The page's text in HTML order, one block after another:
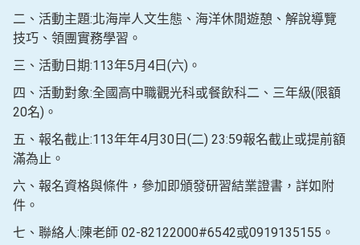
二、活動主題:北海岸人文生態、海洋休閒遊憩、解說導覽
技巧、領團實務學習。
三、活動日期:113年5月4日(六)。
四、活動對象:全國高中職觀光科或餐飲科二、三年級(限額
20名)。
五、報名截止:113年年4月30日(二) 23:59報名截止或提前額
滿為止。
六、報名資格與條件，參加即頒發研習結業證書，詳如附
件。
七、聯絡人:陳老師 02-82122000#6542或0919135155。